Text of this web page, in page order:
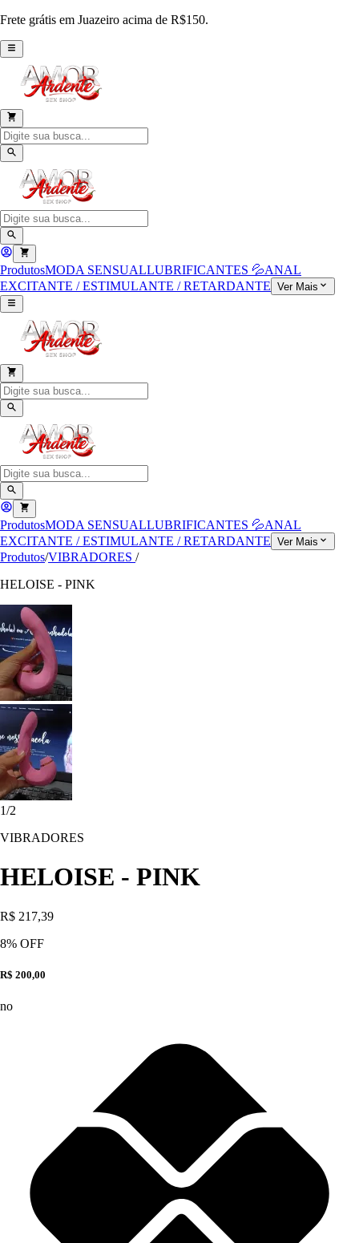
Frete grátis em Juazeiro acima de R$150.
ProdutosMODA SENSUALLUBRIFICANTES 💦ANAL
EXCITANTE / ESTIMULANTE / RETARDANTE Ver Mais
ProdutosMODA SENSUALLUBRIFICANTES 💦ANAL
EXCITANTE / ESTIMULANTE / RETARDANTE Ver Mais
Produtos/VIBRADORES /
HELOISE - PINK
1/2
VIBRADORES
HELOISE - PINK
R$ 217,39
8% OFF
R$ 200,00
no